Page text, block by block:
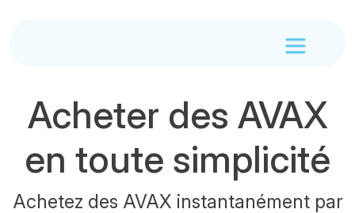
Acheter des AVAX
en toute simplicité
Achetez des AVAX instantanément par